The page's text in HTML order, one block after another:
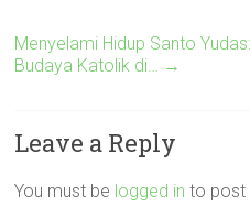
Menyelami Hidup Santo
Budaya Katolik di… →
Leave a Reply
You must be logged in to post